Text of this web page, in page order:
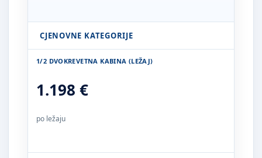
CJENOVNE KATEGORIJE
1/2 DVOKREVETNA KABINA (LEŽAJ)
1.198 €
po ležaju